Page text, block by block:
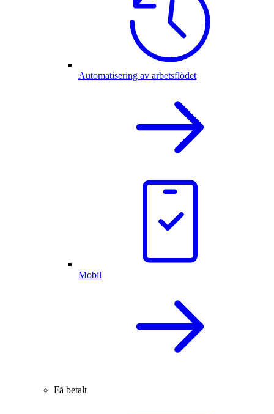
Automatisering av arbetsflödet
Mobil
Få betalt